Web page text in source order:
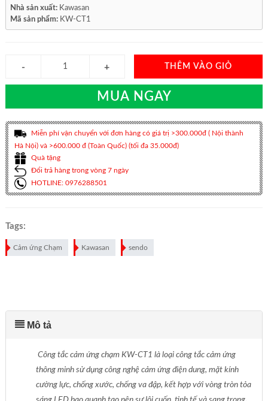
Nhà sản xuất: Kawasan
Mã sản phẩm: KW-CT1
THÊM VÀO GIỎ
MUA NGAY
Miễn phí vận chuyển với đơn hàng có giá trị >300.000đ ( Nội thành
Hà Nội) và >600.000 đ (Toàn Quốc) (tối đa 35.000đ)
Quà tặng
Đổi trả hàng trong vòng 7 ngày
HOTLINE: 0976288501
Tags:
Cảm ứng Chạm Kawasan sendo
Mô tả
Công tắc cảm ứng chạm KW-CT1 là loại công tắc cảm ứng
thông minh sử dụng công nghệ cảm ứng điện dung, mặt kính
cường lực, chống xước, chống va đập, kết hợp với vòng tròn tỏa